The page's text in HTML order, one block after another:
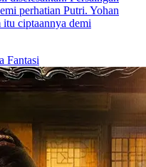
perhatian Putri. Yohan
itu ciptaannya demi
Fantasi